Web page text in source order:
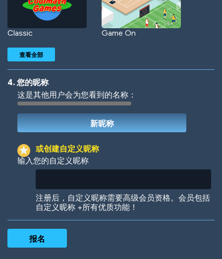
Classic Game On
Woof Jungle Cats
查看全部
4. 您的昵称
这是其他用户会为您看到的名称：
或创建自定义昵称
输入您的自定义昵称
注册后，自定义昵称需要高级会员资格。会员包括
自定义昵称 +所有优质功能！